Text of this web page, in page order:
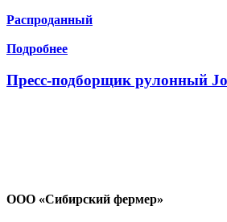
Распроданный
Подробнее
Пресс-подборщик рулонный
ООО «Сибирский фермер»